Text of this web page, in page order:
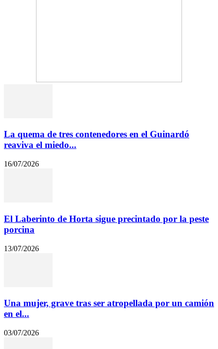
La quema de tres contenedores en el Guinardó
reaviva el miedo...
16/07/2026
El Laberinto de Horta sigue precintado por la peste
porcina
13/07/2026
Una mujer, grave tras ser atropellada por un camión
en el...
03/07/2026